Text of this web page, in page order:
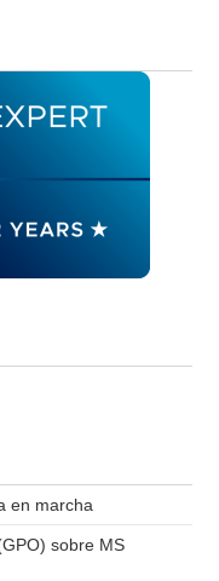
en marcha
sobre MS